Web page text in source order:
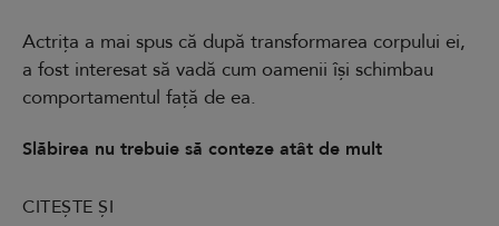
Actrița a mai spus că după transformarea corpului ei,
a fost interesat să vadă cum oamenii își schimbau
comportamentul față de ea.
Slăbirea nu trebuie să conteze atât de mult
CITEȘTE ȘI